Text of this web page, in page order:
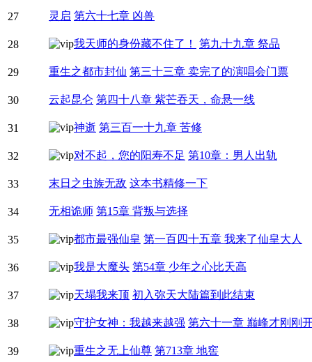
27 灵启 第六十七章 凶兽
28 我天师的身份藏不住了！ 第九十九章 祭品
29 重生之都市封仙 第三十三章 卖完了的演唱会门票
30 云起昆仑 第四十八章 紫芒吞天，命悬一线
31 神逝 第三百一十九章 苦修
32 对不起，您的阳寿不足 第10章：男人出轨
33 末日之虫族无敌 这本书精修一下
34 无相诡师 第15章 背叛与选择
35 都市最强仙皇 第一百四十五章 我来了仙皇大人
36 我是大魔头 第54章 少年之心比天高
37 天塌我来顶 初入弥天大陆篇到此结束
38 守护女神：我越来越强 第六十一章 巅峰才刚刚
39 重生之无上仙尊 第713章 地窖